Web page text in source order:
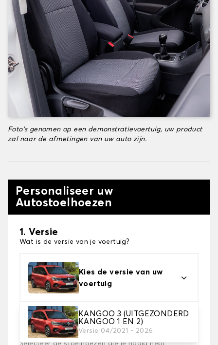
Foto's genomen op een demonstratievoertuig, uw product
zal naar de afmetingen van uw auto zijn.
Personaliseer uw
Autostoelhoezen
1. Versie
Wat is de versie van je voertuig?
Kies de versie van uw
voertuig
KANGOO 3 (UITGEZONDERD
KANGOO 1 EN 2)
Versie 04/2021 - 2026
2. Set hoezen